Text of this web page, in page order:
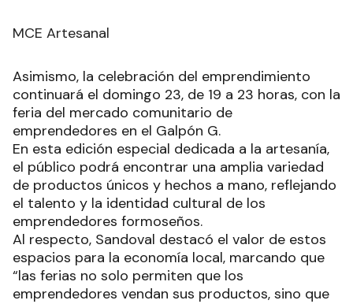
MCE Artesanal
Asimismo, la celebración del emprendimiento
continuará el domingo 23, de 19 a 23 horas, con la
feria del mercado comunitario de
emprendedores en el Galpón G.
En esta edición especial dedicada a la artesanía,
el público podrá encontrar una amplia variedad
de productos únicos y hechos a mano, reflejando
el talento y la identidad cultural de los
emprendedores formoseños.
Al respecto, Sandoval destacó el valor de estos
espacios para la economía local, marcando que
“las ferias no solo permiten que los
emprendedores vendan sus productos, sino que